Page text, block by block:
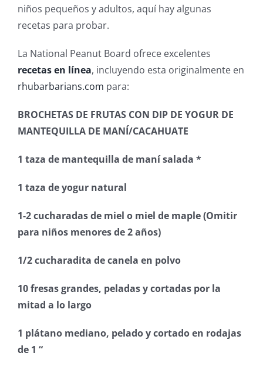
niños pequeños y adultos, aquí hay algunas
recetas para probar.
La National Peanut Board ofrece excelentes
recetas en línea, incluyendo esta originalmente en
rhubarbarians.com para:
BROCHETAS DE FRUTAS CON DIP DE YOGUR DE
MANTEQUILLA DE MANÍ/CACAHUATE
1 taza de mantequilla de maní salada *
1 taza de yogur natural
1-2 cucharadas de miel o miel de maple(Omitir
para niños menores de 2 años)
1/2 cucharadita de canela en polvo
10 fresas grandes, peladas y cortadas por la
mitad a lo largo
1 plátano mediano, pelado y cortado en rodajas
de 1 “